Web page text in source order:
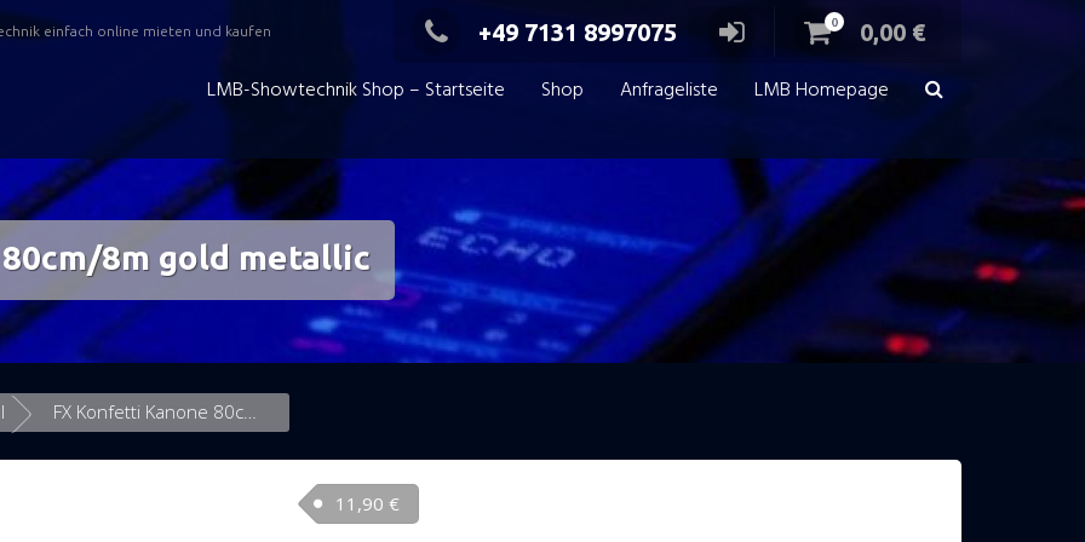
einfach online mieten und kaufen +49 7131 8997075 0 0,00 €
LMB-Showtechnik Shop – Startseite Shop Anfrageliste LMB Homepage
8m gold metallic
FX Konfetti Kanone 80cm/8m gold metallic
11,90 €